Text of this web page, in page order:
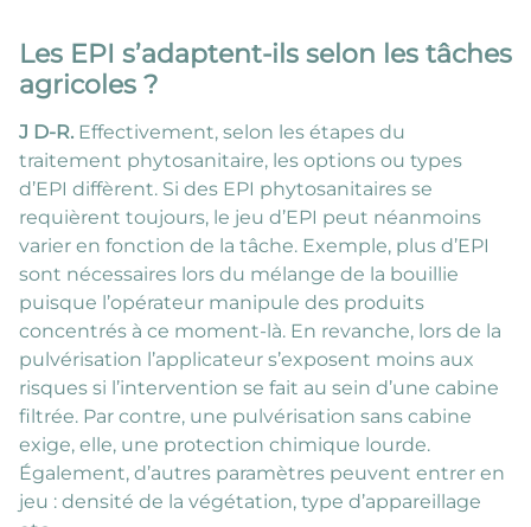
Les EPI s’adaptent-ils selon les tâches
agricoles ?
J D-R. Effectivement, selon les étapes du
traitement phytosanitaire, les options ou types
d’EPI diffèrent. Si des EPI phytosanitaires se
requièrent toujours, le jeu d’EPI peut néanmoins
varier en fonction de la tâche. Exemple, plus d’EPI
sont nécessaires lors du mélange de la bouillie
puisque l’opérateur manipule des produits
concentrés à ce moment-là. En revanche, lors de la
pulvérisation l’applicateur s’exposent moins aux
risques si l’intervention se fait au sein d’une cabine
filtrée. Par contre, une pulvérisation sans cabine
exige, elle, une protection chimique lourde.
Également, d’autres paramètres peuvent entrer en
jeu : densité de la végétation, type d’appareillage